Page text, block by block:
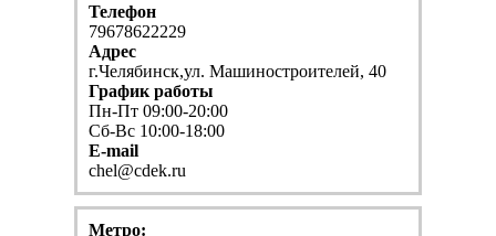
Телефон
79678622229
Адрес
г.Челябинск,ул. Машиностроителей, 40
График работы
Пн-Пт 09:00-20:00
Сб-Вс 10:00-18:00
E-mail
chel@cdek.ru
Метро: